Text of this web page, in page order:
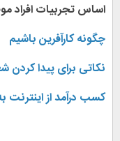
اساس تجربیات افراد
چگونه کارآفرین باشیم
نکاتی برای پیدا
کسب درآمد از اینترنت